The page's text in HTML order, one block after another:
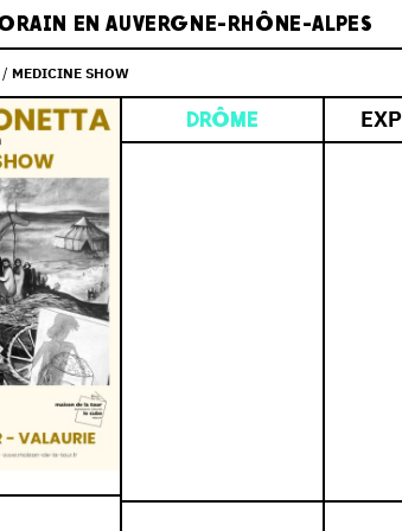
EN AUVERGNE-RHÔNE-ALPES
MEDICINE SHOW
DRÔME